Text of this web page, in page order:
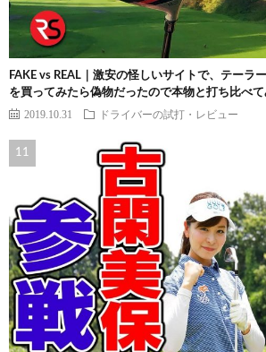
FAKE vs REAL｜激安の怪しいサイトで、テーラ
を買ってみたら偽物だったので本物と打ち比べ
2019.10.31 ドライバーの試打・レビュー